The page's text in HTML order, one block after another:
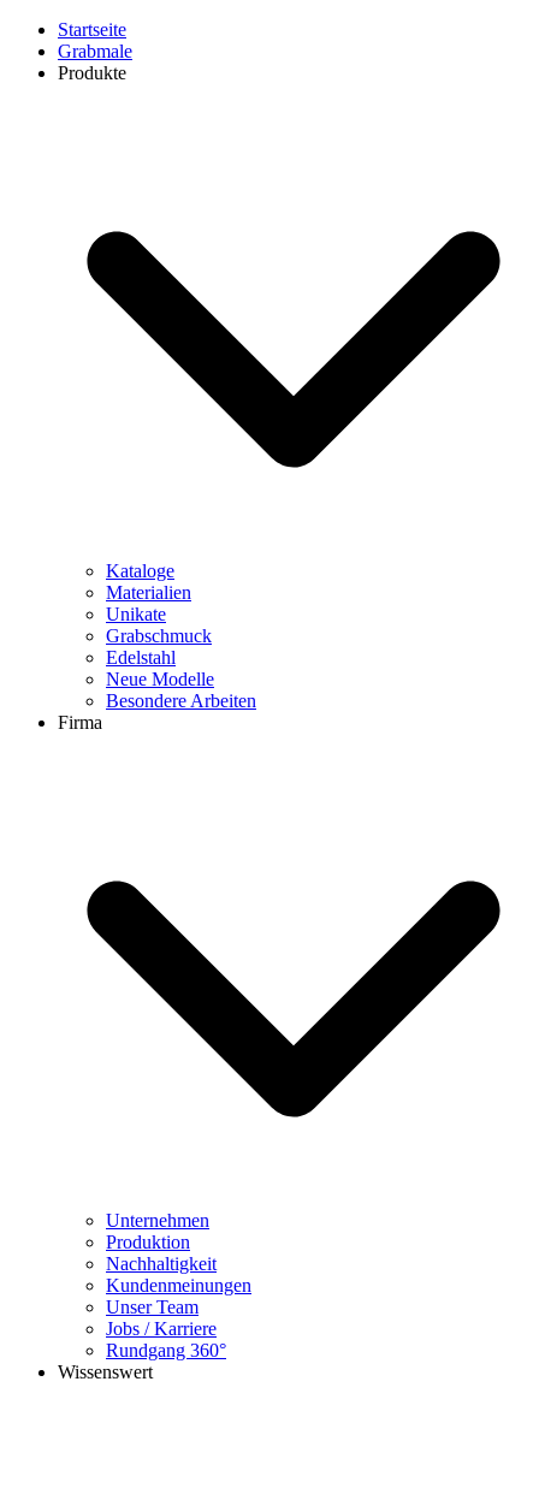
Startseite
Grabmale
Produkte
Kataloge
Materialien
Unikate
Grabschmuck
Edelstahl
Neue Modelle
Besondere Arbeiten
Firma
Unternehmen
Produktion
Nachhaltigkeit
Kundenmeinungen
Unser Team
Jobs / Karriere
Rundgang 360°
Wissenswert